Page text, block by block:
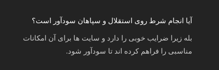
آیا انجام شرط روی استقلال و سپاهان سودآور است؟
بله زیرا ضرایب خوبی را دارد و سایت ها برای آن امکانات
مناسبی را فراهم کرده‌ اند تا سودآور شود.